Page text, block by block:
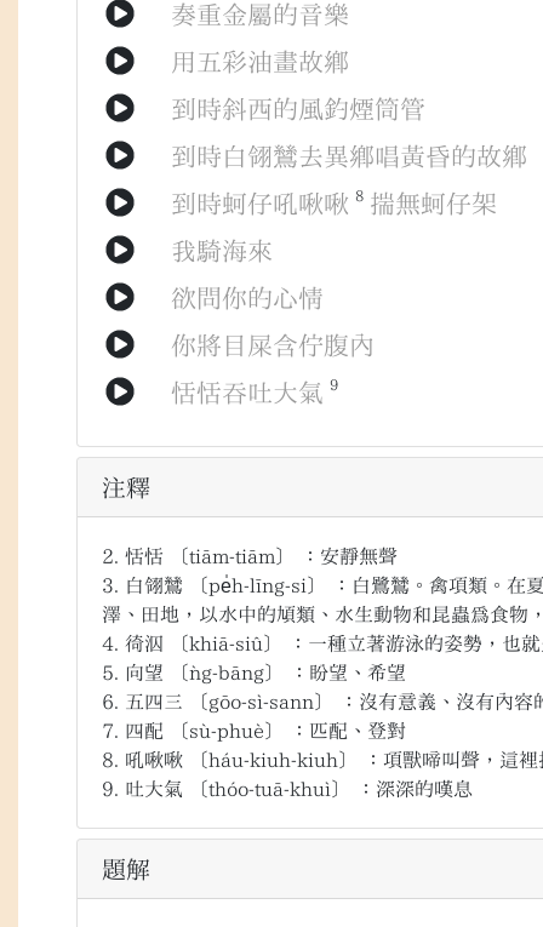
奏重金屬的音樂
用五彩油畫故鄉
到時斜西的風釣煙筒管
到時白翎鷥去異鄉唱黃昏的故鄉
到時蚵仔吼啾啾 8 揣無蚵仔架
我騎海來
欲問你的心情
你將 目屎含佇腹內
恬恬吞吐大氣 9
注釋
2. 恬恬 〔tiām-tiām〕
：安靜無聲
3.
白翎鷥 〔pe̍h-līng-si〕
：白鷺鷥。禽項類。在
澤、田地，以水中的頄類、水生動物和昆蟲為食物
4. 徛泅 〔khiā-siû〕
：一種立著游泳的姿勢，也
5.
向望 〔ǹg-bāng〕
：盼望、希望
6.
五四三 〔gōo-sì-sann〕
：沒有意義、沒有內容
7.
四配 〔sù-phuè〕
：匹配、登對
8.
吼啾啾 〔háu-kiuh-kiuh〕
：項獸啼叫聲，這
9.
吐大氣 〔thóo-tuā-khuì〕 ：深深的嘆息
題解